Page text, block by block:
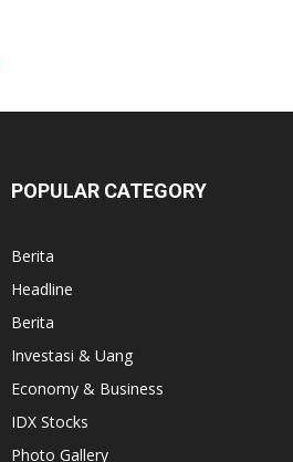
POPULAR CATEGORY
Berita
Headline
Berita
Investasi & Uang
Economy & Business
IDX Stocks
Photo Gallery